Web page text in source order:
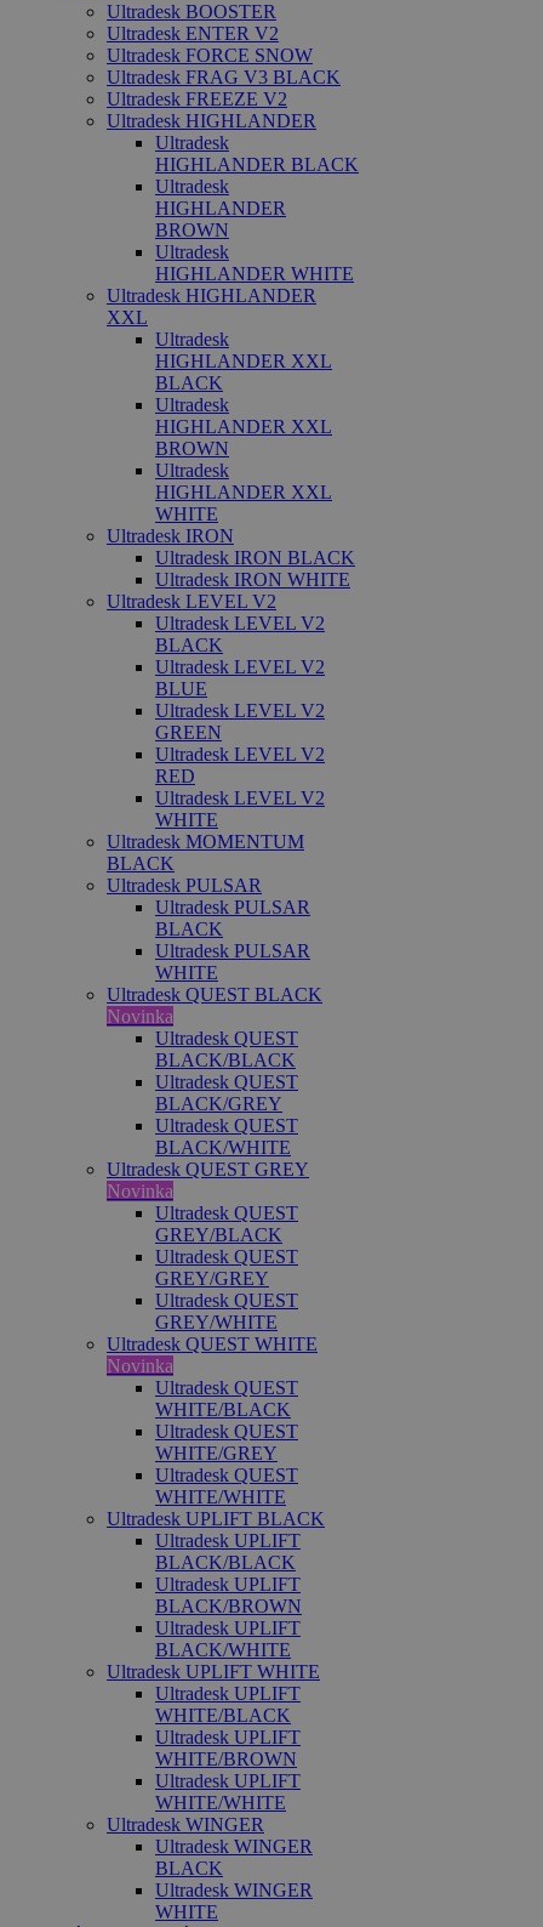
Ultradesk BOOSTER
Ultradesk ENTER V2
Ultradesk FORCE SNOW
Ultradesk FRAG V3 BLACK
Ultradesk FREEZE V2
Ultradesk HIGHLANDER
Ultradesk
HIGHLANDER BLACK
Ultradesk
HIGHLANDER
BROWN
Ultradesk
HIGHLANDER WHITE
Ultradesk HIGHLANDER
XXL
Ultradesk
HIGHLANDER XXL
BLACK
Ultradesk
HIGHLANDER XXL
BROWN
Ultradesk
HIGHLANDER XXL
WHITE
Ultradesk IRON
Ultradesk IRON BLACK
Ultradesk IRON WHITE
Ultradesk LEVEL V2
Ultradesk LEVEL V2
BLACK
Ultradesk LEVEL V2
BLUE
Ultradesk LEVEL V2
GREEN
Ultradesk LEVEL V2
RED
Ultradesk LEVEL V2
WHITE
Ultradesk MOMENTUM
BLACK
Ultradesk PULSAR
Ultradesk PULSAR
BLACK
Ultradesk PULSAR
WHITE
Ultradesk QUEST BLACK
Novinka
Ultradesk QUEST
BLACK/BLACK
Ultradesk QUEST
BLACK/GREY
Ultradesk QUEST
BLACK/WHITE
Ultradesk QUEST GREY
Novinka
Ultradesk QUEST
GREY/BLACK
Ultradesk QUEST
GREY/GREY
Ultradesk QUEST
GREY/WHITE
Ultradesk QUEST WHITE
Novinka
Ultradesk QUEST
WHITE/BLACK
Ultradesk QUEST
WHITE/GREY
Ultradesk QUEST
WHITE/WHITE
Ultradesk UPLIFT BLACK
Ultradesk UPLIFT
BLACK/BLACK
Ultradesk UPLIFT
BLACK/BROWN
Ultradesk UPLIFT
BLACK/WHITE
Ultradesk UPLIFT WHITE
Ultradesk UPLIFT
WHITE/BLACK
Ultradesk UPLIFT
WHITE/BROWN
Ultradesk UPLIFT
WHITE/WHITE
Ultradesk WINGER
Ultradesk WINGER
BLACK
Ultradesk WINGER
WHITE